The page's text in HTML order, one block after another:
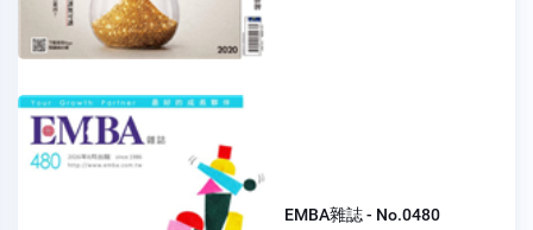
EMBA雜誌 - No.0480